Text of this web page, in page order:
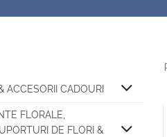
ACCESORII CADOURI
FLORALE,
DE FLORI &